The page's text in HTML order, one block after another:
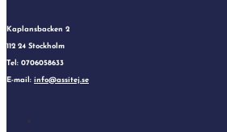
Kaplansbacken 2
112 24 Stockholm
Tel: 0706058633
E-mail: info@assitej.se